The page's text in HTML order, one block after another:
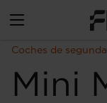
Coches de
Mini